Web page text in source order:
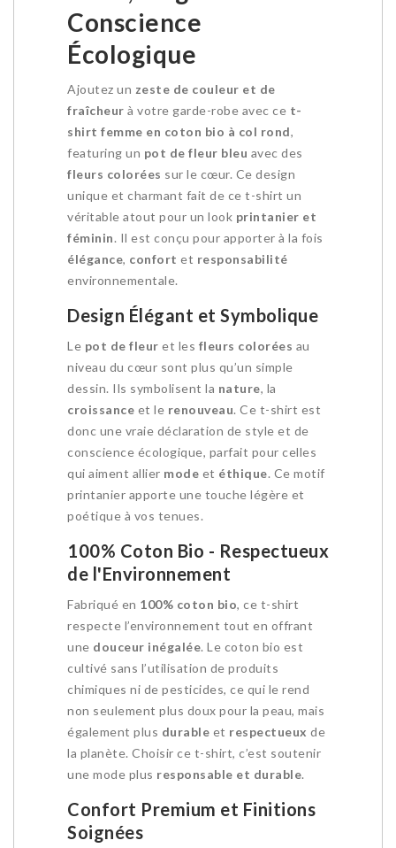
Conscience
Écologique
Ajoutez un zeste de couleur et de
fraîcheur à votre garde-robe avec ce t-
shirt femme en coton bio à col rond,
featuring un pot de fleur bleu avec des
fleurs colorées sur le cœur. Ce design
unique et charmant fait de ce t-shirt un
véritable atout pour un look printanier et
féminin. Il est conçu pour apporter à la fois
élégance, confort et responsabilité
environnementale.
Design Élégant et Symbolique
Le pot de fleur et les fleurs colorées au
niveau du cœur sont plus qu’un simple
dessin. Ils symbolisent la nature, la
croissance et le renouveau. Ce t-shirt est
donc une vraie déclaration de style et de
conscience écologique, parfait pour celles
qui aiment allier mode et éthique. Ce motif
printanier apporte une touche légère et
poétique à vos tenues.
100% Coton Bio - Respectueux
de l'Environnement
Fabriqué en 100% coton bio, ce t-shirt
respecte l’environnement tout en offrant
une douceur inégalée. Le coton bio est
cultivé sans l’utilisation de produits
chimiques ni de pesticides, ce qui le rend
non seulement plus doux pour la peau, mais
également plus durable et respectueux de
la planète. Choisir ce t-shirt, c’est soutenir
une mode plus responsable et durable.
Confort Premium et Finitions
Soignées